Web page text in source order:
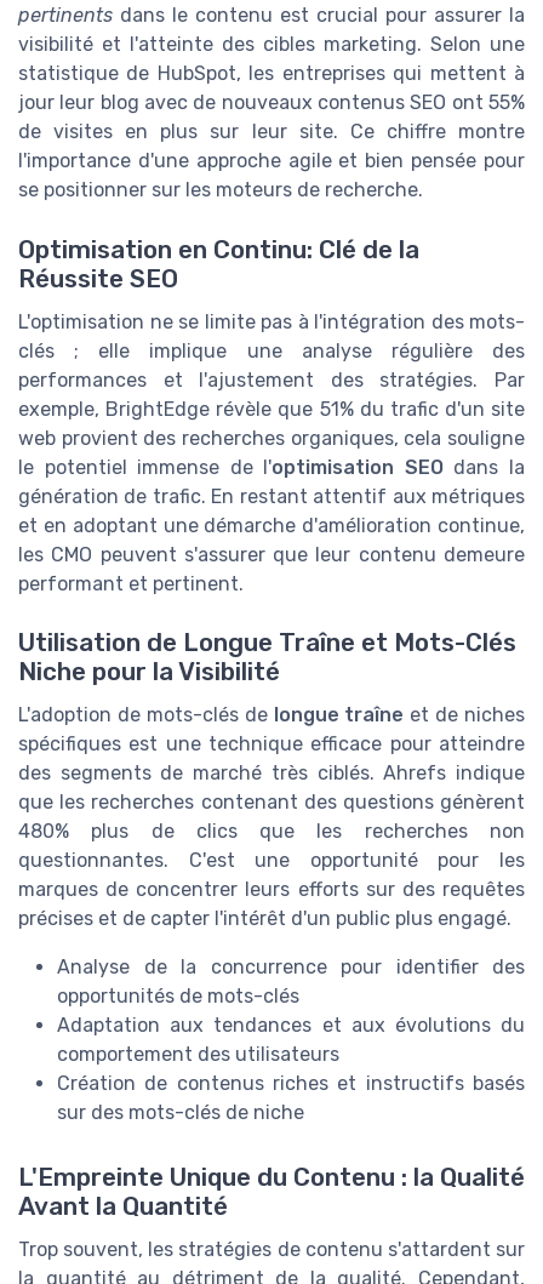
pertinents dans le contenu est crucial pour assurer la
visibilité et l'atteinte des cibles marketing. Selon une
statistique de HubSpot, les entreprises qui mettent à
jour leur blog avec de nouveaux contenus SEO ont 55%
de visites en plus sur leur site. Ce chiffre montre
l'importance d'une approche agile et bien pensée pour
se positionner sur les moteurs de recherche.
Optimisation en Continu: Clé de la
Réussite SEO
L'optimisation ne se limite pas à l'intégration des mots-
clés ; elle implique une analyse régulière des
performances et l'ajustement des stratégies. Par
exemple, BrightEdge révèle que 51% du trafic d'un site
web provient des recherches organiques, cela souligne
le potentiel immense de l'optimisation SEOdans la
génération de trafic. En restant attentif aux métriques
et en adoptant une démarche d'amélioration continue,
les CMO peuvent s'assurer que leur contenu demeure
performant et pertinent.
Utilisation de Longue Traîne et Mots-Clés
Niche pour la Visibilité
L'adoption de mots-clés de longue traîne et de niches
spécifiques est une technique efficace pour atteindre
des segments de marché très ciblés. Ahrefs indique
que les recherches contenant des questions génèrent
480% plus de clics que les recherches non
questionnantes. C'est une opportunité pour les
marques de concentrer leurs efforts sur des requêtes
précises et de capter l'intérêt d'un public plus engagé.
Analyse de la concurrence pour identifier des
opportunités de mots-clés
Adaptation aux tendances et aux évolutions du
comportement des utilisateurs
Création de contenus riches et instructifs basés
sur des mots-clés de niche
L'Empreinte Unique du Contenu : la Qualité
Avant la Quantité
Trop souvent, les stratégies de contenu s'attardent sur
la quantité au détriment de la qualité. Cependant,